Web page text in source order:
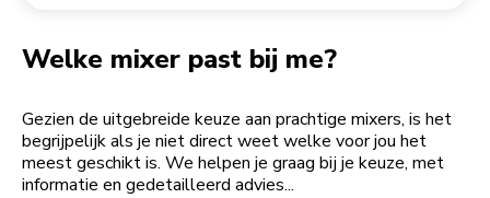
Welke mixer past bij me?
Gezien de uitgebreide keuze aan prachtige mixers, is het
begrijpelijk als je niet direct weet welke voor jou het
meest geschikt is. We helpen je graag bij je keuze, met
informatie en gedetailleerd advies...